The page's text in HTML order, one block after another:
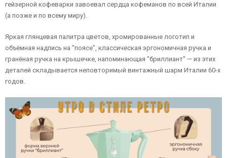
гейзерной кофеварки завоевал сердца кофеманов по всей Италии
(а позже и по всему миру).
Яркая глянцевая палитра цветов, хромированные логотип и
объёмная надпись на "поясе", классическая эргономичная ручка и
гранёная ручка на крышечке, напоминающая "бриллиант" — из этих
деталей складывается неповторимый винтажный шарм Италии 60-х
годов.